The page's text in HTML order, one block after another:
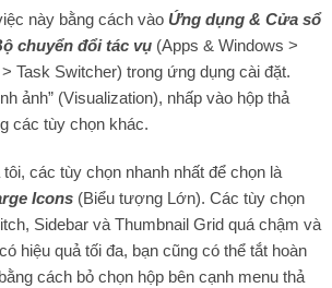
này bằng cách vào Ứng dụng & Cửa sổ
chuyển đổi tác vụ (Apps & Windows >
Task Switcher) trong ứng dụng cài đặt.
ảnh” (Visualization), nhấp vào hộp thả
các tùy chọn khác.
các tùy chọn nhanh nhất để chọn là
Icons (Biểu tượng Lớn). Các tùy chọn
Sidebar và Thumbnail Grid quá chậm và
hiệu quả tối đa, bạn cũng có thể tắt hoàn
cách bỏ chọn hộp bên cạnh menu thả